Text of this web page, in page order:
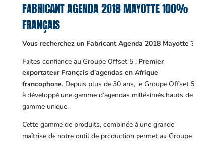
FABRICANT AGENDA 2018 MAYOTTE 100%
FRANÇAIS
Vous recherchez un Fabricant Agenda 2018 Mayotte ?
Faites confiance au Groupe Offset 5 : Premier
exportateur Français d’agendas en Afrique
francophone. Depuis plus de 30 ans, le Groupe Offset 5
à développé une gamme d’agendas millésimés hauts de
gamme unique.
Cette gamme de produits, combinée à une grande
maîtrise de notre outil de production permet au Groupe